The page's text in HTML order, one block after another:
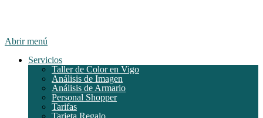
Abrir menú
Servicios
Taller de Color en Vigo
Análisis de Imagen
Análisis de Armario
Personal Shopper
Tarifas
Tarjeta Regalo